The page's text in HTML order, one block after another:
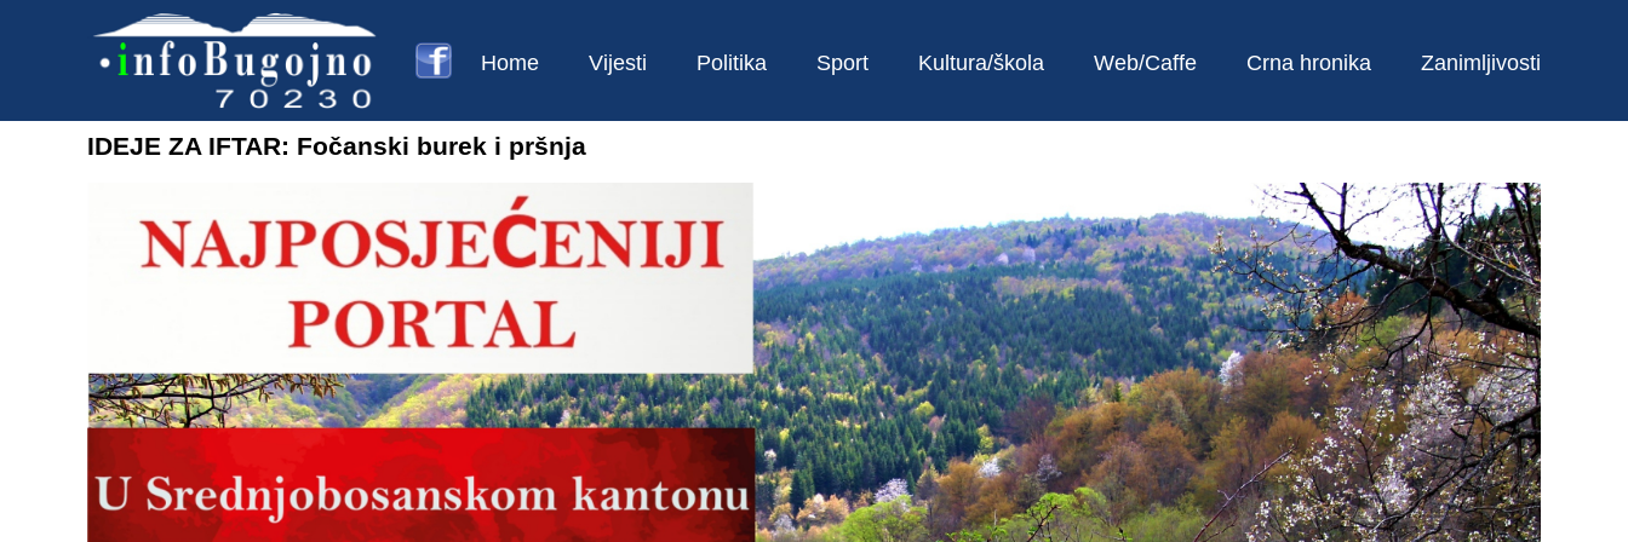
Home Vijesti Politika Sport Kultura/škola Web/Caffe Crna hronika Zanimljivosti
IDEJE ZA IFTAR: Fočanski burek i pršnja